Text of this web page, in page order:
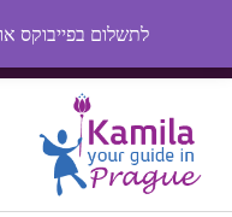
לתשלום בפייבוקס